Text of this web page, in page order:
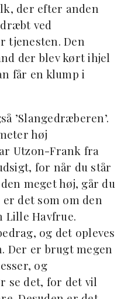
der efter anden
ved
tjenesten. Den
der blev kørt ihjel
får en klump i
’Slangedræberen’.
høj
Utzon-Frank fra
for når du står
meget høj, går du
det som om den
Lille Havfrue.
og det opleves
Der er brugt megen
og
se det, for det vil